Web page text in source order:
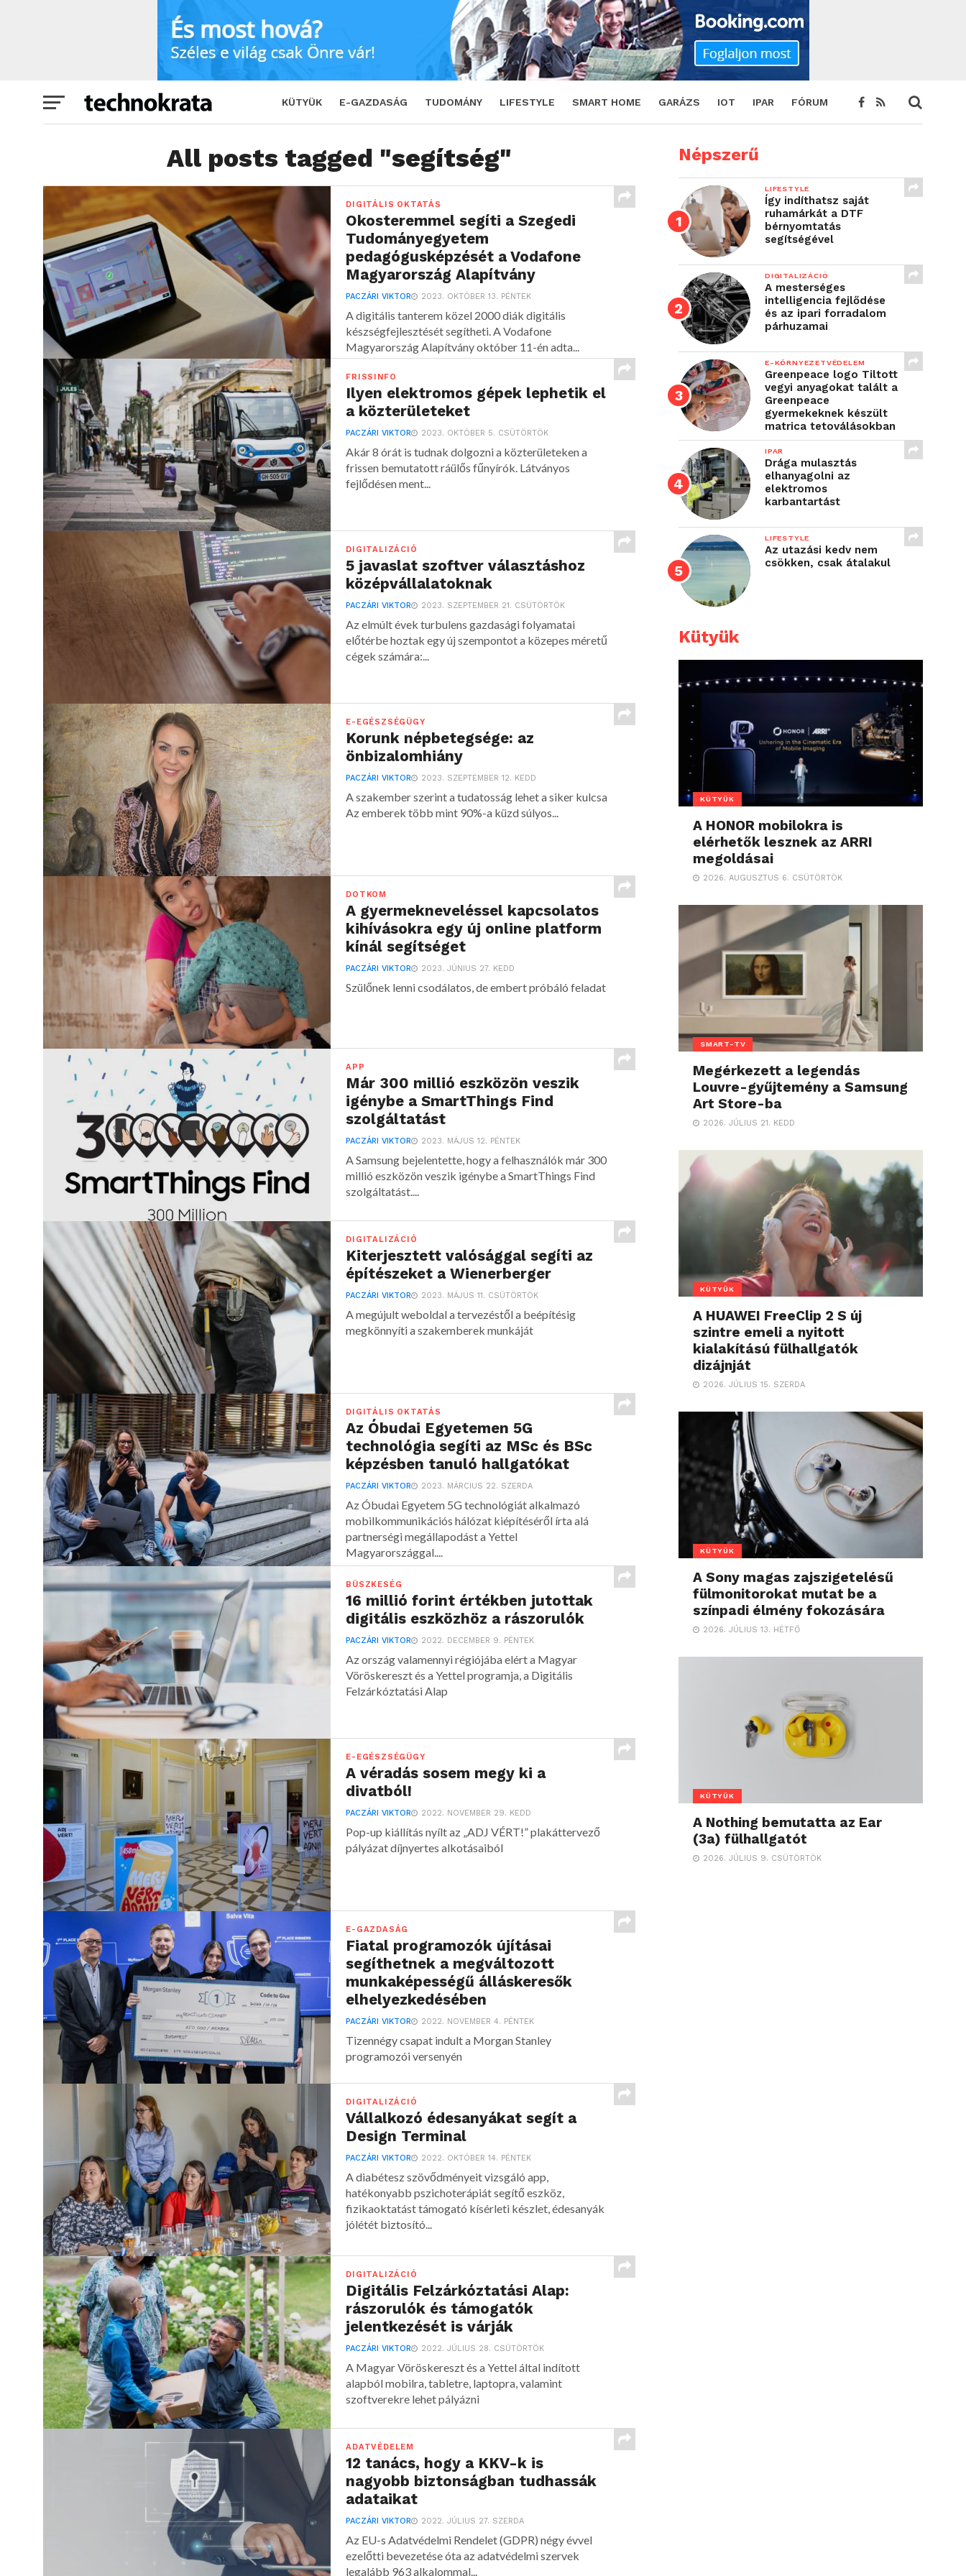
KÜTYÜK E-GAZDASÁG TUDOMÁNY LIFESTYLE SMART HOME GARÁZS IOT IPAR FÓRUM
All posts tagged "segítség"
DIGITÁLIS OKTATÁS
Okosteremmel segíti a Szegedi
Tudományegyetem
pedagógusképzését a Vodafone
Magyarország Alapítvány
PACZÁRI VIKTOR 2023. OKTÓBER 13. PÉNTEK
A digitális tanterem közel 2000 diák digitális
készségfejlesztését segítheti. A Vodafone
Magyarország Alapítvány október 11-én adta...
FRISSINFO
Ilyen elektromos gépek lephetik el
a közterületeket
PACZÁRI VIKTOR 2023. OKTÓBER 5. CSÜTÖRTÖK
Akár 8 órát is tudnak dolgozni a közterületeken a
frissen bemutatott ráülős fűnyírók. Látványos
fejlődésen ment...
DIGITALIZÁCIÓ
5 javaslat szoftver választáshoz
középvállalatoknak
PACZÁRI VIKTOR 2023. SZEPTEMBER 21. CSÜTÖRTÖK
Az elmúlt évek turbulens gazdasági folyamatai
előtérbe hoztak egy új szempontot a közepes méretű
cégek számára:...
E-EGÉSZSÉGÜGY
Korunk népbetegsége: az
önbizalomhiány
PACZÁRI VIKTOR 2023. SZEPTEMBER 12. KEDD
A szakember szerint a tudatosság lehet a siker kulcsa
Az emberek több mint 90%-a küzd súlyos...
DOTKOM
A gyermekneveléssel kapcsolatos
kihívásokra egy új online platform
kínál segítséget
PACZÁRI VIKTOR 2023. JÚNIUS 27. KEDD
Szülőnek lenni csodálatos, de embert próbáló feladat
APP
Már 300 millió eszközön veszik
igénybe a SmartThings Find
szolgáltatást
PACZÁRI VIKTOR 2023. MÁJUS 12. PÉNTEK
A Samsung bejelentette, hogy a felhasználók már 300
millió eszközön veszik igénybe a SmartThings Find
szolgáltatást....
DIGITALIZÁCIÓ
Kiterjesztett valósággal segíti az
építészeket a Wienerberger
PACZÁRI VIKTOR 2023. MÁJUS 11. CSÜTÖRTÖK
A megújult weboldal a tervezéstől a beépítésig
megkönnyíti a szakemberek munkáját
DIGITÁLIS OKTATÁS
Az Óbudai Egyetemen 5G
technológia segíti az MSc és BSc
képzésben tanuló hallgatókat
PACZÁRI VIKTOR 2023. MÁRCIUS 22. SZERDA
Az Óbudai Egyetem 5G technológiát alkalmazó
mobilkommunikációs hálózat kiépítéséről írta alá
partnerségi megállapodást a Yettel
Magyarországgal....
BÜSZKESÉG
16 millió forint értékben jutottak
digitális eszközhöz a rászorulók
PACZÁRI VIKTOR 2022. DECEMBER 9. PÉNTEK
Az ország valamennyi régiójába elért a Magyar
Vöröskereszt és a Yettel programja, a Digitális
Felzárkóztatási Alap
E-EGÉSZSÉGÜGY
A véradás sosem megy ki a
divatból!
PACZÁRI VIKTOR 2022. NOVEMBER 29. KEDD
Pop-up kiállítás nyílt az „ADJ VÉRT!” plakáttervező
pályázat díjnyertes alkotásaiból
E-GAZDASÁG
Fiatal programozók újításai
segíthetnek a megváltozott
munkaképességű álláskeresők
elhelyezkedésében
PACZÁRI VIKTOR 2022. NOVEMBER 4. PÉNTEK
Tizennégy csapat indult a Morgan Stanley
programozói versenyén
DIGITALIZÁCIÓ
Vállalkozó édesanyákat segít a
Design Terminal
PACZÁRI VIKTOR 2022. OKTÓBER 14. PÉNTEK
A diabétesz szövődményeit vizsgáló app,
hatékonyabb pszichoterápiát segítő eszköz,
fizikaoktatást támogató kísérleti készlet, édesanyák
jólétét biztosító...
DIGITALIZÁCIÓ
Digitális Felzárkóztatási Alap:
rászorulók és támogatók
jelentkezését is várják
PACZÁRI VIKTOR 2022. JÚLIUS 28. CSÜTÖRTÖK
A Magyar Vöröskereszt és a Yettel által indított
alapból mobilra, tabletre, laptopra, valamint
szoftverekre lehet pályázni
ADATVÉDELEM
12 tanács, hogy a KKV-k is
nagyobb biztonságban tudhassák
adataikat
PACZÁRI VIKTOR 2022. JÚLIUS 27. SZERDA
Az EU-s Adatvédelmi Rendelet (GDPR) négy évvel
ezelőtti bevezetése óta az adatvédelmi szervek
legalább 963 alkalommal...
Népszerű
LIFESTYLE
Így indíthatsz saját
ruhamárkát a DTF
bérnyomtatás
segítségével
DIGITALIZÁCIÓ
A mesterséges
intelligencia fejlődése
és az ipari forradalom
párhuzamai
E-KÖRNYEZETVÉDELEM
Greenpeace logo Tiltott
vegyi anyagokat talált a
Greenpeace
gyermekeknek készült
matrica tetoválásokban
IPAR
Drága mulasztás
elhanyagolni az
elektromos
karbantartást
LIFESTYLE
Az utazási kedv nem
csökken, csak átalakul
Kütyük
KÜTYÜK
A HONOR mobilokra is
elérhetők lesznek az ARRI
megoldásai
2026. AUGUSZTUS 6. CSÜTÖRTÖK
SMART-TV
Megérkezett a legendás
Louvre-gyűjtemény a Samsung
Art Store-ba
2026. JÚLIUS 21. KEDD
KÜTYÜK
A HUAWEI FreeClip 2 S új
szintre emeli a nyitott
kialakítású fülhallgatók
dizájnját
2026. JÚLIUS 15. SZERDA
KÜTYÜK
A Sony magas zajszigetelésű
fülmonitorokat mutat be a
színpadi élmény fokozására
2026. JÚLIUS 13. HÉTFŐ
KÜTYÜK
A Nothing bemutatta az Ear
(3a) fülhallgatót
2026. JÚLIUS 9. CSÜTÖRTÖK